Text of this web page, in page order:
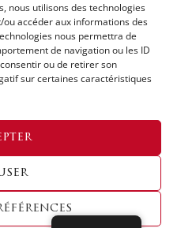
nous utilisons des technologies
accéder aux informations des
nous permettra de
de navigation ou les ID
ou de retirer son
sur certaines caractéristiques
NOUS
UN DEVIS